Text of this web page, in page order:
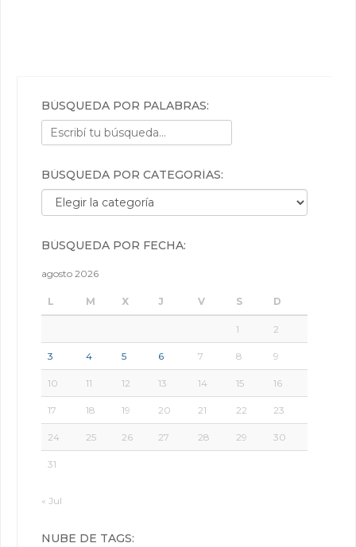
BÚSQUEDA POR PALABRAS:
BÚSQUEDA POR CATEGORÍAS:
Búsqueda por categorías:
BÚSQUEDA POR FECHA:
agosto 2026
L M X J V S D
1 2
3 4 5 6 7 8 9
10 11 12 13 14 15 16
17 18 19 20 21 22 23
24 25 26 27 28 29 30
31
« Jul
NUBE DE TAGS: